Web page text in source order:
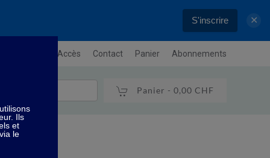
S'inscrire ✕
Plan / Accès Contact Panier Abonnements
Panier - 0,00 CHF